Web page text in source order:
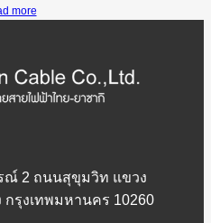
more
ณ์ 2 ถนนสุขุมวิท แขวง
รุงเทพมหานคร 10260